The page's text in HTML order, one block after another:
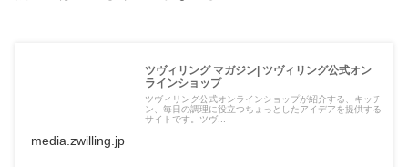
ツヴィリング マガジン| ツヴィリング公式オン
ラインショップ
ツヴィリング公式オンラインショップが紹介する、キッチ
ン、毎日の調理に役立つちょっとしたアイデアを提供する
サイトです。ツヴ...
media.zwilling.jp